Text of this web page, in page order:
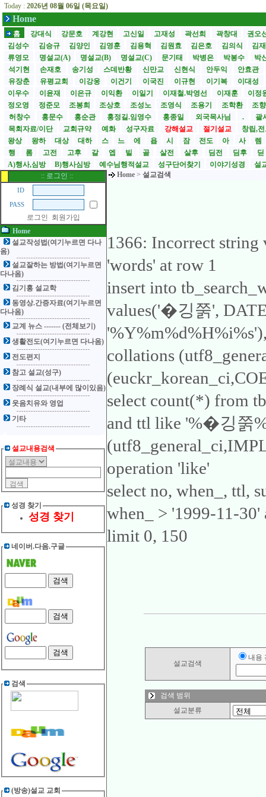
Today : 2026년 08월 06일 (목요일)
Home
홈 강대식 강문호 계강현 고신일 고재성 곽선희 곽창대
권오
김성수
김승규 김양인 김영훈 김용혁 김원효 김은호 김의식
김
류영모
명설교(A) 명설교(B) 명설교(C) 문기태 박병은 박봉수
박
석기현
손재호 송기성 스데반황 신만교 신현식 안두익
안효관
유장춘
유평교회 이강웅 이건기 이국진 이규현 이기복
이대성
이우수
이윤재 이은규 이익환 이일기 이재철.박영선 이재훈
이정
정오영
정준모 조봉희 조상호 조성노 조영식 조용기 조학환
조
허창수
홍문수 홍순관 홍정길.임영수 홍종일 외국목사님 .
괄
목회자료/이단
교회규약 예화 성구자료 강해설교 절기설교
창립,
왕상
왕하 대상 대하 스 느 에 욥 시 잠 전도 아 사
렘
행
롬 고전 고후 갈 엡 빌 골 살전 살후 딤전 딤후
딛
A)행사,심방
B)행사심방 예수님행적설교 성구단어찾기 이야기성경
설
:: 로그인 ::
ID
PASS
로그인
회원가입
Home
설교작성법(여기누르면 다나
옴)
설교잘하는 방법(여기누르면
다나옴)
김기홍 설교학
동영상.간증자료(여기누르면
다나옴)
교계 뉴스 ------- (전체보기)
생활전도(여기누르면 다나옴)
전도편지
참고 설교(성구)
장례식 설교(내부에 많이있음)
웃음치유와 영업
기타
설교내용검색
성경 찾기
성경 찾기
네이버.다음.구글
검색
(방송)설교 교회
Home > 설교검색
1366: Incorrect
'words' at row 1
insert into
values('�깅쭑',
collations
select count(*) from
and ttl like '%�깅쭑
operation 'like'
select no, when_, ttl,
when_ > '1999-11-
limit 0, 150
설교검색
내용
검색 범위
설교분류